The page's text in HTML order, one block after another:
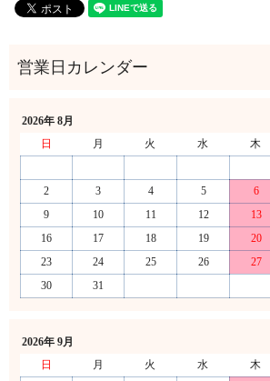
2026年 8月
日
月 火 水 木
2
3 4 5 6
9
10 11 12 13
16
17 18 19 20
23
24 25 26 27
30
31
2026年 9月
日
月 火 水 木